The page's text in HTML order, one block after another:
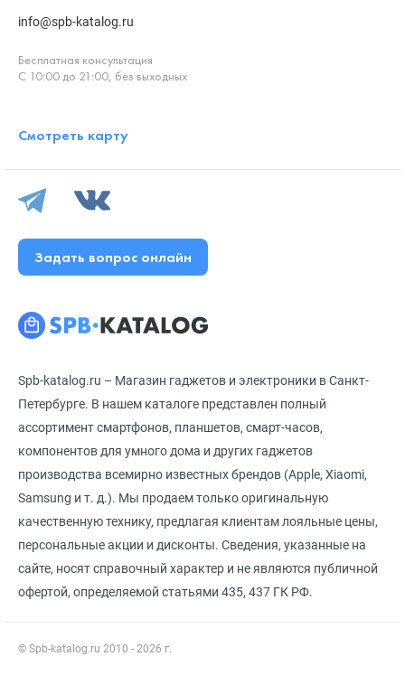
Spb-katalog.ru – Магазин гаджетов и электроники в Санкт-
Петербурге. В нашем каталоге представлен полный
ассортимент смартфонов, планшетов, смарт-часов,
компонентов для умного дома и других гаджетов
производства всемирно известных брендов (Apple, Xiaomi,
Samsung и т. д.). Мы продаем только оригинальную
качественную технику, предлагая клиентам лояльные цены,
персональные акции и дисконты. Сведения, указанные на
сайте, носят справочный характер и не являются публичной
офертой, определяемой статьями 435, 437 ГК РФ.
© Spb-katalog.ru 2010 - 2026 г.
info@spb-katalog.ru
Бесплатная консультация
С 10:00 до 21:00, без выходных
Смотреть карту
Задать вопрос онлайн